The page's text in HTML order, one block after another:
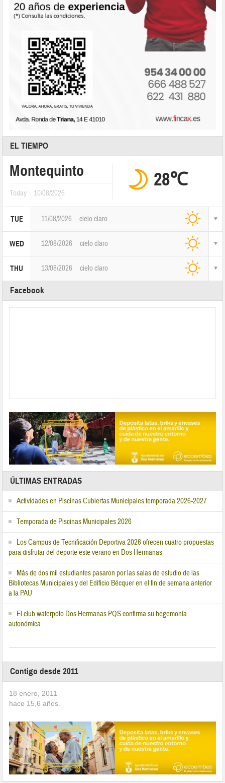
EL TIEMPO
Montequinto
Today 10/08/2026
28℃
TUE 11/08/2026 cielo claro
WED 12/08/2026 cielo claro
THU 13/08/2026 cielo claro
Facebook
ÚLTIMAS ENTRADAS
Actividades en Piscinas Cubiertas Municipales temporada 2026-2027
Temporada de Piscinas Municipales 2026
Los Campus de Tecnificación Deportiva 2026 ofrecen cuatro propuestas
para disfrutar del deporte este verano en Dos Hermanas
Más de dos mil estudiantes pasaron por las salas de estudio de las
Bibliotecas Municipales y del Edificio Bécquer en el fin de semana anterior
a la PAU
El club waterpolo Dos Hermanas PQS confirma su hegemonía
autonómica
Contigo desde 2011
18 enero, 2011
hace 15,6 años.